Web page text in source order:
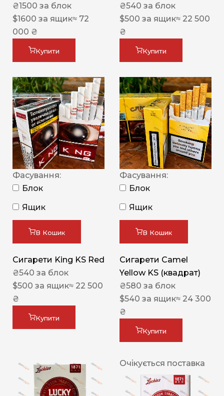
₴1500 за блок
$1600 за ящик≈ 72
000 ₴
Купити
₴540 за блок
$500 за ящик≈ 22 500
₴
Купити
Фасування:
Блок
Ящик
В Кошик
Сигарети King KS Red
₴540 за блок
$500 за ящик≈ 22 500
₴
Купити
Фасування:
Блок
Ящик
В Кошик
Сигарети Camel
Yellow KS (квадрат)
₴580 за блок
$540 за ящик≈ 24 300
₴
Купити
Очікується поставка